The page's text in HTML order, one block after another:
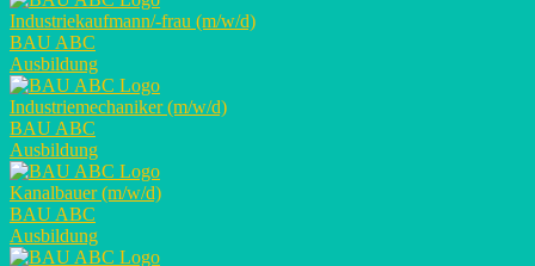
Industriekaufmann/-frau (m/w/d)
BAU ABC
Ausbildung
Industriemechaniker (m/w/d)
BAU ABC
Ausbildung
Kanalbauer (m/w/d)
BAU ABC
Ausbildung